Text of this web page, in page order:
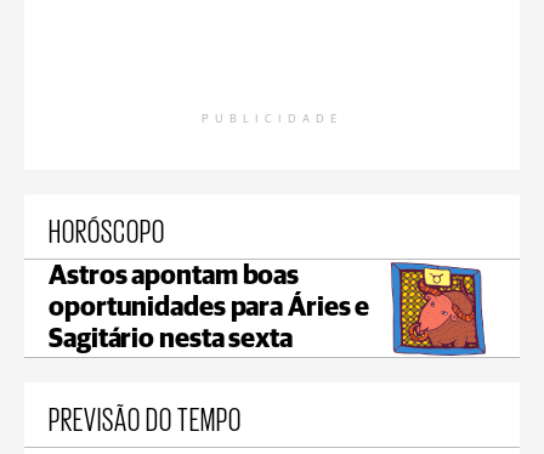
PUBLICIDADE
HORÓSCOPO
Astros apontam boas
oportunidades para Áries e
Sagitário nesta sexta
PREVISÃO DO TEMPO